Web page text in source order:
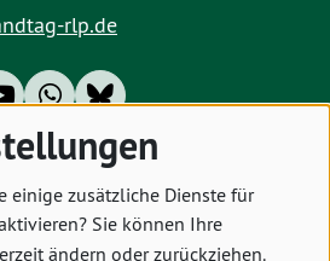
rlp.de
Cookies
zusätzliche Dienste für
Sie können Ihre
ändern oder zurückziehen.